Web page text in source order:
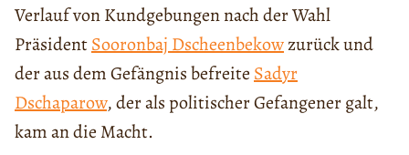
Verlauf von Kundgebungen nach der Wahl
PräsidentSooronbaj Dscheenbekowzurück und
der aus dem Gefängnis befreiteSadyr
Dschaparow, der als politischer Gefangener galt,
kam an die Macht.